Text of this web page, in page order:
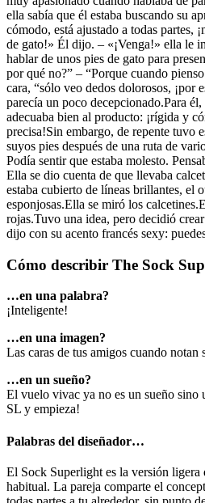
ella sabía que él estaba buscando su
cómodo, está ajustado a todas partes,
de gato!» Él dijo. – «¡Venga!» ella le
hablar de unos pies de gato para
por qué no?” – “Porque cuando
cara, “sólo veo dedos dolorosos, ¡por
parecía un poco decepcionado.Para
adecuaba bien al producto: ¡rígida y
precisa!Sin embargo, de repente tuvo
suyos pies después de una ruta de
Podía sentir que estaba molesto.
Ella se dio cuenta de que llevaba
estaba cubierto de líneas brillantes, el
esponjosas.Ella se miró los
rojas.Tuvo una idea, pero decidió
dijo con su acento francés sexy:
Cómo describir The Sock
…en una palabra?
¡Inteligente!
…en una imagen?
Las caras de tus amigos cuando notan
…en un sueño?
El vuelo vivac ya no es un sueño sino
SL y empieza!
Palabras del diseñador…
El Sock Superlight es la versión ligera
habitual. La pareja comparte el